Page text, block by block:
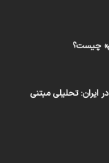
ایران: تحلیلی مبتنی